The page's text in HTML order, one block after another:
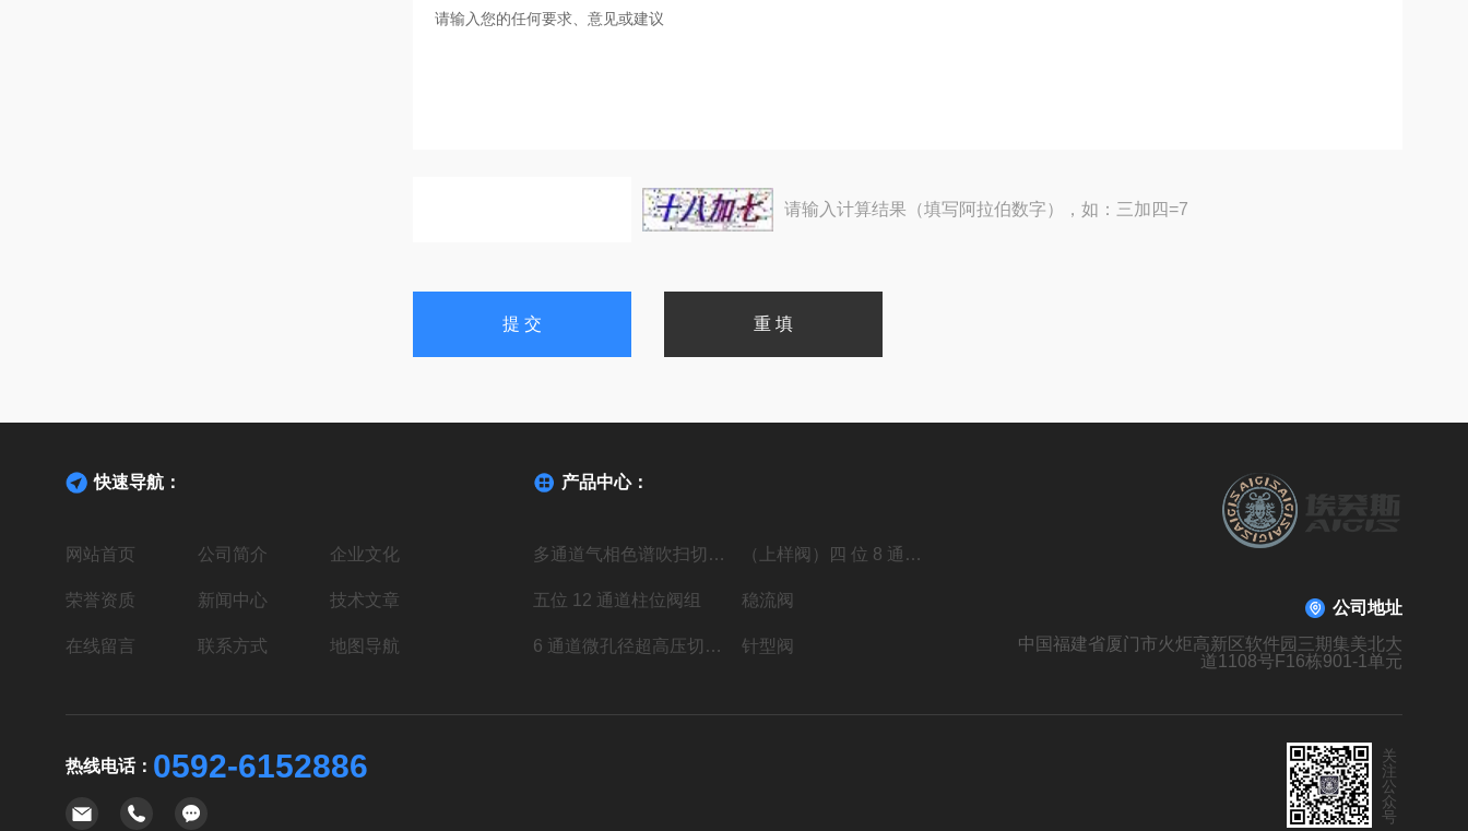
请输入计算结果（填写阿拉伯数字），如：三加四=7
快速导航：
网站首页 公司简介 企业文化
荣誉资质 新闻中心 技术文章
在线留言 联系方式 地图导航
产品中心：
多通道气相色谱吹扫切换阀 （上样阀）四 位 8 通高压进样阀组
五位 12 通道柱位阀组 稳流阀
6 通道微孔径超高压切换阀组 针型阀
公司地址
中国福建省厦门市火炬高新区软件园三期集美北大
道1108号F16栋901-1单元
热线电话： 0592-6152886
关
注
公
众
号